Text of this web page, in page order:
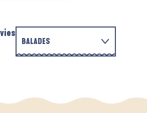
BALADES
QUAND IL PLEUT
DE L'ANSE